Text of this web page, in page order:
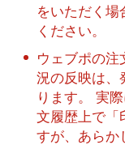
をいただく場
ください。
ウェブポの注
況の反映は、
ります。 実
文履歴上で「
すが、あらか